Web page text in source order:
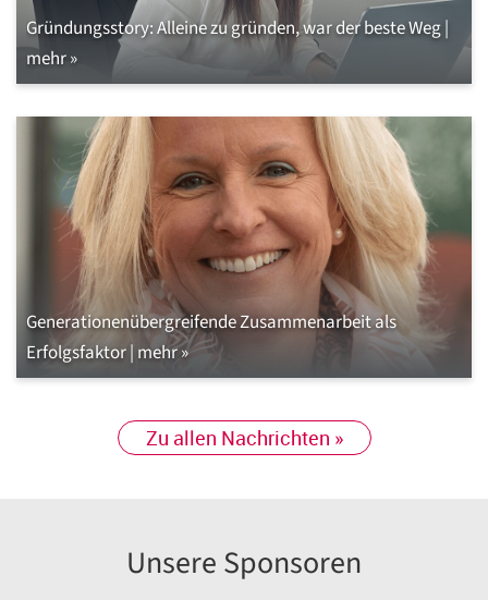
Gründungsstory: Alleine zu gründen, war der beste Weg |
mehr »
Generationenübergreifende Zusammenarbeit als
Erfolgsfaktor | mehr »
Zu allen Nachrichten »
Unsere Sponsoren